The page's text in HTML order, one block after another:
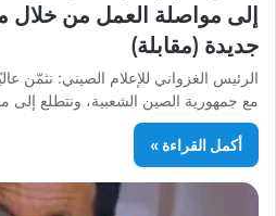
إلى مواصلة العمل من خلال
جديدة (مقابلة)
الرئيس الغزواني للإعلام الصيني: نثمّن
مع جمهورية الصين الشعبية، ونتطلع إلى
أكمل القراءة »